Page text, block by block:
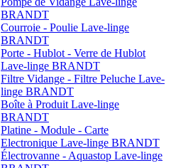
BRANDT
Courroie - Poulie Lave-linge
BRANDT
Porte - Hublot - Verre de Hublot
Lave-linge BRANDT
Filtre Vidange - Filtre Peluche Lave-
linge BRANDT
Boîte à Produit Lave-linge
BRANDT
Platine - Module - Carte
Electronique Lave-linge BRANDT
Électrovanne - Aquastop Lave-linge